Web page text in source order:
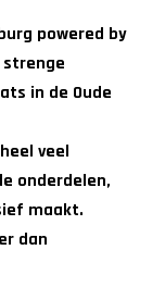
powered by
strenge
in de Oude
veel
onderdelen,
maakt.
dan